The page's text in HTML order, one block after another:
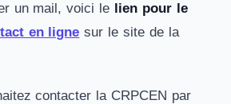
un mail, voici le lien pour le
en ligne sur le site de la
contacter la CRPCEN par